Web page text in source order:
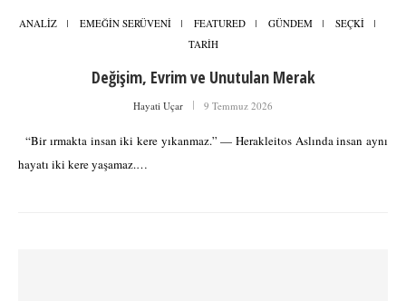
ANALİZ EMEĞİN SERÜVENİ FEATURED GÜNDEM
SEÇKİ
TARİH
Değişim, Evrim ve Unutulan Merak
Hayati Uçar 9 Temmuz 2026
“Bir ırmakta insan iki kere yıkanmaz.” — Herakleitos Aslında insan aynı
hayatı iki kere yaşamaz.…